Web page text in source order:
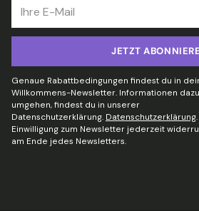
E-
Mail
JETZT
Genaue Rabattbedingungen findest du in
Willkommens-Newsletter. Informationen
umgehen, findest du in unserer
Datenschutzerklärung. Datenschutzerklärung
Einwilligung zum Newsletter jederzeit
am Ende jedes Newsletters.